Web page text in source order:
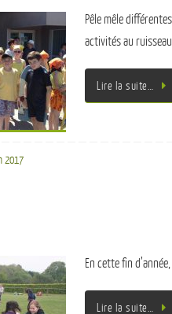
Pêle mêle
activités au
Lire la suite…
2017
En cette fin
Lire la suite…